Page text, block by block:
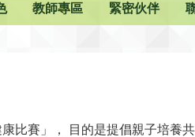
教師專區 緊密伙伴
比賽」， 目的是提倡親子培養